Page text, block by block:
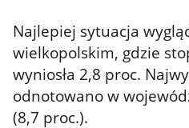
Najlepiej sytuacja
wielkopolskim, gdzie
wyniosła 2,8 proc.
odnotowano w
(8,7 proc.).